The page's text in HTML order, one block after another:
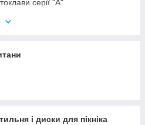
серії "А"
автоклавів
і диски для пікніка